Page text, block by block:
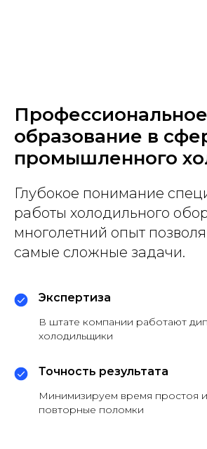
Профессиональное
образование в
промышленного
Глубокое понимание
работы холодильного
многолетний опыт
самые сложные задачи.
Экспертиза
В штате компании работают
холодильщики
Точность результата
Минимизируем время простоя
повторные поломки